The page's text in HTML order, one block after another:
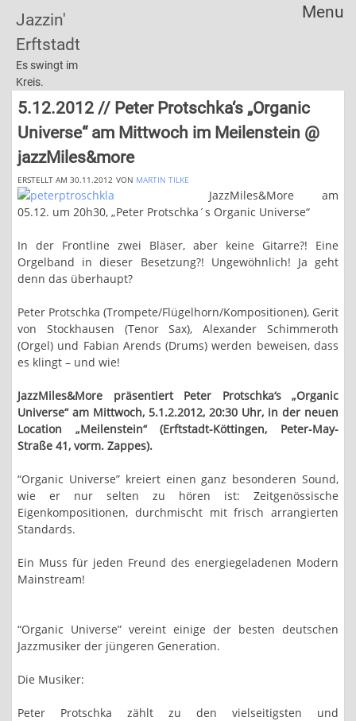
Jazzin'
Erftstadt
Es swingt im
Kreis.
Menu
5.12.2012 // Peter Protschka‘s „Organic
Universe“ am Mittwoch im Meilenstein @
jazzMiles&more
ERSTELLT AM 30.11.2012 VON MARTIN TILKE
JazzMiles&More am
05.12. um 20h30, „Peter Protschka´s Organic Universe“
In der Frontline zwei Bläser, aber keine Gitarre?! Eine
Orgelband in dieser Besetzung?! Ungewöhnlich! Ja geht
denn das überhaupt?
Peter Protschka (Trompete/Flügelhorn/Kompositionen), Gerit
von Stockhausen (Tenor Sax), Alexander Schimmeroth
(Orgel) und Fabian Arends (Drums) werden beweisen, dass
es klingt – und wie!
JazzMiles&More präsentiert Peter Protschka‘s „Organic
Universe“ am Mittwoch, 5.1.2.2012, 20:30 Uhr, in der neuen
Location „Meilenstein“ (Erftstadt-Köttingen, Peter-May-
Straße 41, vorm. Zappes).
“Organic Universe” kreiert einen ganz besonderen Sound,
wie er nur selten zu hören ist: Zeitgenössische
Eigenkompositionen, durchmischt mit frisch arrangierten
Standards.
Ein Muss für jeden Freund des energiegeladenen Modern
Mainstream!
“Organic Universe” vereint einige der besten deutschen
Jazzmusiker der jüngeren Generation.
Die Musiker:
Peter Protschka zählt zu den vielseitigsten und